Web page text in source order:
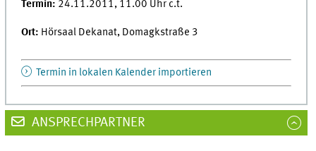
Termin: 24.11.2011, 11.00 Uhr c.t.
Ort: Hörsaal Dekanat, Domagkstraße 3
Termin in lokalen Kalender importieren
ANSPRECHPARTNER